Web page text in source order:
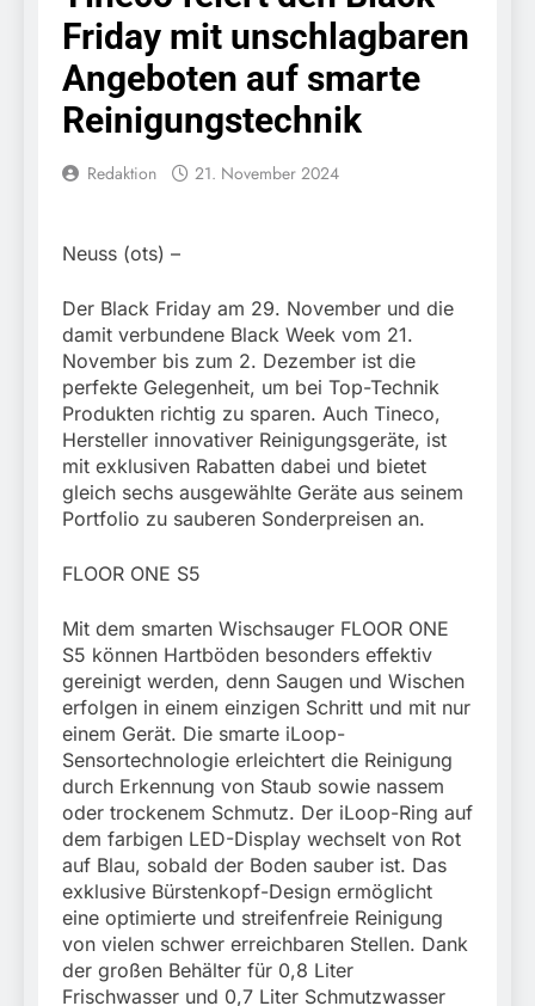
Knopfdruck / Schnelle
Festnahme nach
sexueller Belästigung
Bundespolizeidirektion
München: Bundespolizei
kontrolliert
grenzüberschreitenden
Verkehr / Waffenfund im
7. August 2026
Bundespolizeidirektion
festgenommen als die
fest
6. August 2026
Fundtier
Schrotthändler
erschleicht rund 45.000
Euro Sozialleistungen
Ermittlungen der
Finanzkontrolle
Schwarzarbeit führen zu
rechtskräftiger
Verurteilung wegen
Betrugs
6. August 2026
Bundespolizeidirektion
München: Europaweit
gesuchtes Mitglied einer
kriminellen Vereinigung
geht ins Netz –
Bundespolizei vollstreckt
europäischen
Auslieferungshaftbefehl
6. August 2026
Bundespolizeidirektion
München: Update zu den
Einsatzmaßnahmen der
Bundespolizei in
Saarbrücken
5. August 2026
Bundespolizeidirektion
wegen gefährlichen
Eingriffs in den
Bahnverkehr
Friday mit unschlagbaren
Angeboten auf smarte
Reinigungstechnik
Redaktion 21. November 2024
Neuss (ots) –
Der Black Friday am 29. November und die
damit verbundene Black Week vom 21.
November bis zum 2. Dezember ist die
perfekte Gelegenheit, um bei Top-Technik
Produkten richtig zu sparen. Auch Tineco,
Hersteller innovativer Reinigungsgeräte, ist
mit exklusiven Rabatten dabei und bietet
gleich sechs ausgewählte Geräte aus seinem
Portfolio zu sauberen Sonderpreisen an.
FLOOR ONE S5
Mit dem smarten Wischsauger FLOOR ONE
S5 können Hartböden besonders effektiv
gereinigt werden, denn Saugen und Wischen
erfolgen in einem einzigen Schritt und mit nur
einem Gerät. Die smarte iLoop-
Sensortechnologie erleichtert die Reinigung
durch Erkennung von Staub sowie nassem
oder trockenem Schmutz. Der iLoop-Ring auf
dem farbigen LED-Display wechselt von Rot
auf Blau, sobald der Boden sauber ist. Das
exklusive Bürstenkopf-Design ermöglicht
eine optimierte und streifenfreie Reinigung
von vielen schwer erreichbaren Stellen. Dank
der großen Behälter für 0,8 Liter
Frischwasser und 0,7 Liter Schmutzwasser